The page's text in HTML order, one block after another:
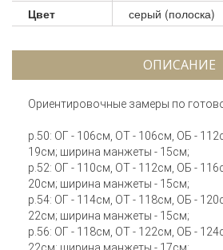
Цвет серый (полоска)
ОПИСАНИЕ
Ориентировочные замеры по
р.50: ОГ - 106см, ОТ - 106см, ОБ -
19см; ширина манжеты - 15см;
р.52: ОГ - 110см, ОТ - 112см, ОБ -
20см; ширина манжеты - 15см;
р.54: ОГ - 114см, ОТ - 118см, ОБ -
22см; ширина манжеты - 15см;
р.56: ОГ - 118см, ОТ - 122см, ОБ -
22см; ширина манжеты - 17см;